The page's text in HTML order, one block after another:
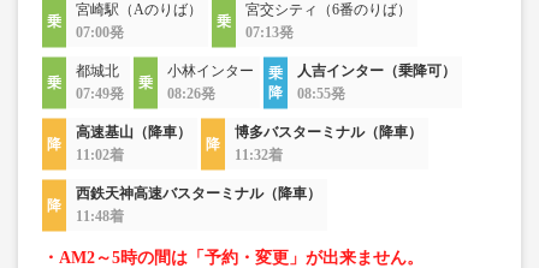
宮崎駅（Aのりば）
07:00発
宮交シティ（6番のりば）
07:13発
都城北
07:49発
小林インター
08:26発
人吉インター（乗降可）
08:55発
高速基山（降車）
11:02着
博多バスターミナル（降車）
11:32着
西鉄天神高速バスターミナル（降車）
11:48着
・AM2～5時の間は「予約・変更」が出来ません。